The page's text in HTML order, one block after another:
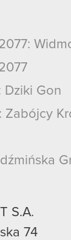
Dziki Gon
Zabójcy
S.A.
74